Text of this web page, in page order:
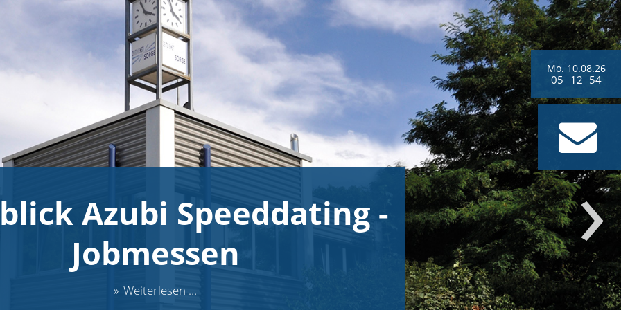
Azubi Speeddating -
Jobmessen
Weiterlesen …
Mo. 10.08.26
05 12 56